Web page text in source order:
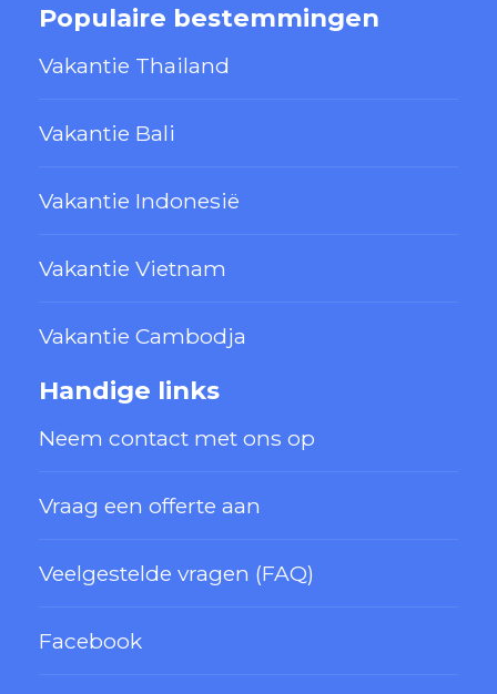
Populaire bestemmingen
Vakantie Thailand
Vakantie Bali
Vakantie Indonesië
Vakantie Vietnam
Vakantie Cambodja
Handige links
Neem contact met ons op
Vraag een offerte aan
Veelgestelde vragen (FAQ)
Facebook